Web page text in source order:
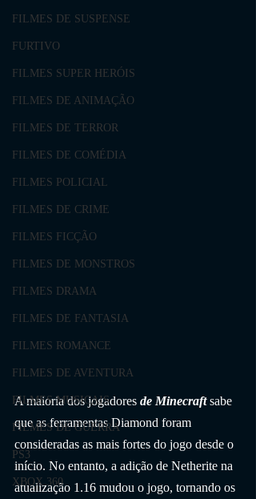
FILMES DE SUSPENSE
FURTIVO
FILMES SUPER HERÓIS
FILMES DE ANIMAÇÃO
FILMES DE TERROR
FILMES DE COMÉDIA
FILMES POLICIAL
FILMES DE CRIME
FILMES FICÇÃO
FILMES DE MONSTROS
FILMES DRAMA
FILMES DE FANTASIA
FILMES ROMANCE
FILMES DE AVENTURA
FILMES MUSICAIS
FILMES DE GUERRA
PS3
XBOX 360
A maioria dos jogadores de Minecraft sabe
que as ferramentas Diamond foram
consideradas as mais fortes do jogo desde o
início. No entanto, a adição de Netherite na
atualização 1.16 mudou o jogo, tornando os